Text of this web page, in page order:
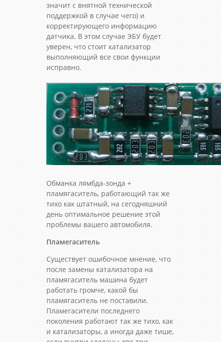
значит с внятной технической
поддержкой в случае чего) и
корректирующего информацию
датчика. В этом случае ЭБУ будет
уверен, что стоит катализатор
выполняющий все свои функции
исправно.
Обманка лямбда-зонда +
пламягаситель, работающий так же
тихо как штатный, на сегодняшний
день оптимальное решение этой
проблемы вашего автомобиля.
Пламегаситель
Существует ошибочное мнение, что
после замены катализатора на
пламягаситель машина будет
работать громче, какой бы
пламягаситель не поставили.
Пламегасители последнего
поколения работают так же тихо, как
и катализаторы, а иногда даже тише,